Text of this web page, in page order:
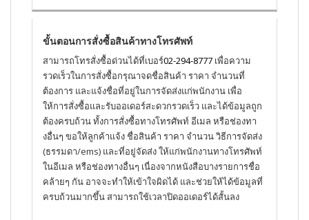
ขั้นตอนการสั่งซื้อสินค้าทางโทรศัพท์
สามารถโทรสั่งซื้อด่วนได้ที่เบอร์02-294-8777 เพื่อความ
รวดเร็วในการสั่งซื้อกรุณาจดชื่อสินค้า ราคา จำนวนที่
ต้องการ และแจ้งชื่อที่อยู่ในการจัดส่งแก่พนักงาน เพื่อ
ให้การสั่งซื้อและรับออเดอร์สะดวกรวดเร็ว และได้ข้อมูลถูก
ต้องครบถ้วน ทั้งการสั่งซื้อทางโทรศัพท์ อีเมล หรือช่องทา
งอื่นๆ ขอให้ลูกค้าแจ้ง ชื่อสินค้า ราคา จำนวน วิธีการจัดส่ง
(ธรรมดา/ems) และที่อยู่จัดส่ง ให้แก่พนักงานทางโทรศัพท์
ในอีเมล หรือช่องทางอื่นๆ เนื่องจากหนังสือบางรายการชื่อ
คล้ายๆ กัน อาจจะทำให้เข้าใจผิดได้ และช่วยให้ได้ข้อมูลที่
ครบถ้วนมากขึ้น สามารถใช้เวลาปิดออเดอร์ได้สั้นลง